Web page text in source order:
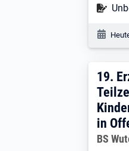
19.
19.
in
BS